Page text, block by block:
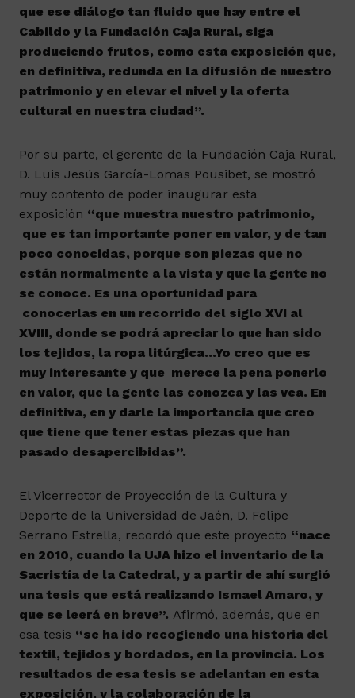
que ese diálogo tan fluido que hay entre el
Cabildo y la Fundación Caja Rural, siga
produciendo frutos, como esta exposición que,
en definitiva, redunda en la difusión de nuestro
patrimonio y en elevar el nivel y la oferta
cultural en nuestra ciudad”.
Por su parte, el gerente de la Fundación Caja Rural,
D. Luis Jesús García-Lomas Pousibet, se mostró
muy contento de poder inaugurar esta
exposición “que muestra nuestro patrimonio,
que es tan importante poner en valor, y de tan
poco conocidas, porque son piezas que no
están normalmente a la vista y que la gente no
se conoce. Es una oportunidad para
conocerlas en un recorrido del siglo XVI al
XVIII, donde se podrá apreciar lo que han sido
los tejidos, la ropa litúrgica…Yo creo que es
muy interesante y que merece la pena ponerlo
en valor, que la gente las conozca y las vea. En
definitiva, en y darle la importancia que creo
que tiene que tener estas piezas que han
pasado desapercibidas”.
El Vicerrector de Proyección de la Cultura y
Deporte de la Universidad de Jaén, D. Felipe
Serrano Estrella, recordó que este proyecto “nace
en 2010, cuando la UJA hizo el inventario de la
Sacristía de la Catedral, y a partir de ahí surgió
una tesis que está realizando Ismael Amaro, y
que se leerá en breve”. Afirmó, además, que en
esa tesis “se ha ido recogiendo una historia del
textil, tejidos y bordados, en la provincia. Los
resultados de esa tesis se adelantan en esta
exposición, y la colaboración de la